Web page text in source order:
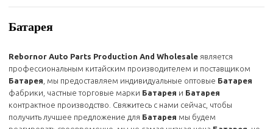
Батарея
Rebornor Auto Parts Production And Wholesale является
профессиональным китайским производителем и поставщиком
Батарея , мы предоставляем индивидуальные оптовые Батарея
фабрики, частные торговые марки Батарея и Батарея
контрактное производство. Свяжитесь с нами сейчас, чтобы
получить лучшее предложение для Батарея мы будем